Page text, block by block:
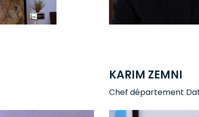
KARIM ZEMNI
Chef département